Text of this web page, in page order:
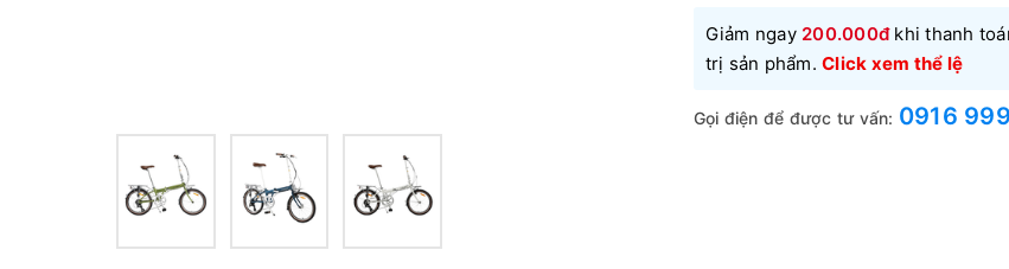
Giảm ngay 200.000đkhi thanh
trị sản phẩm. Click xem thể lệ
Gọi điện để được tư vấn: 0916